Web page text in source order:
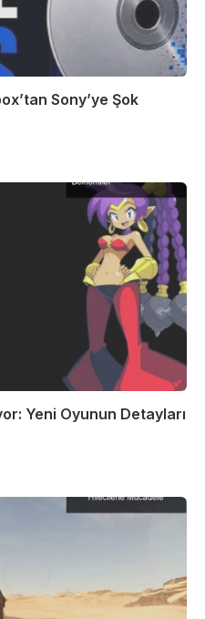
Sony’ye Şok
Yeni Oyunun Detayları